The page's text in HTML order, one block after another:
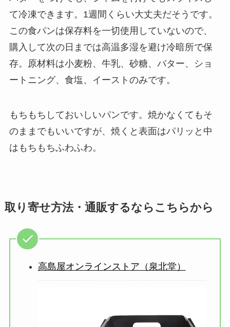
て冷凍できます。1週間くらい大丈夫だそうです。
この食パンは保存料を一切使用していないので、
購入して次の日までは高温多湿を避け冷暗所で保
存。原材料は小麦粉、牛乳、砂糖、バター、ショ
ートニング、食塩、イーストのみです。
もちもちしておいしいパンです。焼かなくてもそ
のままでもいいですが、焼くと表面はパリッと中
はもちもちふわふわ。
取り寄せ方法・通販するならこちらから
高島屋オンラインストア（泉北堂）